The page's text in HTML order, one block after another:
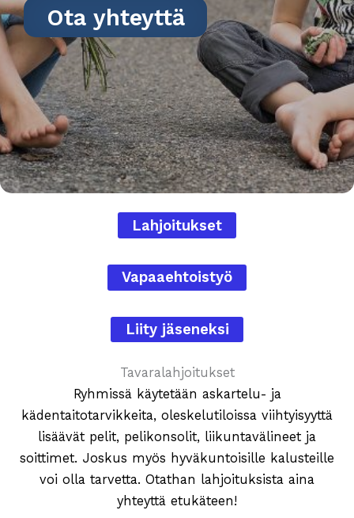
Ota yhteyttä
Lahjoitukset
Vapaaehtoistyö
Liity jäseneksi
Tavaralahjoitukset
Ryhmissä käytetään askartelu- ja
kädentaitotarvikkeita, oleskelutiloissa viihtyisyyttä
lisäävät pelit, pelikonsolit, liikuntavälineet ja
soittimet. Joskus myös hyväkuntoisille kalusteille
voi olla tarvetta. Otathan lahjoituksista aina
yhteyttä etukäteen!